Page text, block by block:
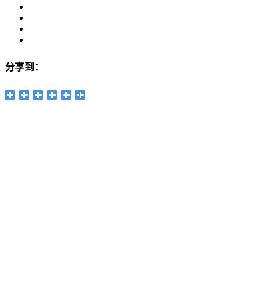
分享到：